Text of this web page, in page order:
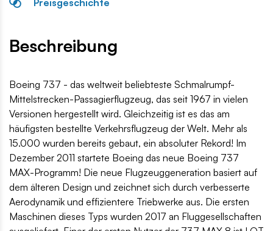
Beschreibung
Boeing 737 - das weltweit beliebteste Schmalrumpf-
Mittelstrecken-Passagierflugzeug, das seit 1967 in vielen
Versionen hergestellt wird. Gleichzeitig ist es das am
häufigsten bestellte Verkehrsflugzeug der Welt. Mehr als
15.000 wurden bereits gebaut, ein absoluter Rekord! Im
Dezember 2011 startete Boeing das neue Boeing 737
MAX-Programm! Die neue Flugzeuggeneration basiert auf
dem älteren Design und zeichnet sich durch verbesserte
Aerodynamik und effizientere Triebwerke aus. Die ersten
Maschinen dieses Typs wurden 2017 an Fluggesellschaften